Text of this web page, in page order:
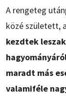
A rengeteg
közé született,
kezdtek
maradt más
valamiféle